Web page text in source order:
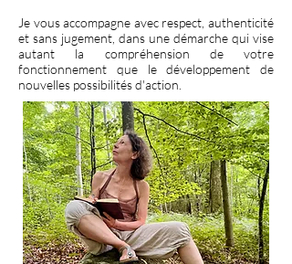
Je vous accompagne avec respect, authenticité
et sans jugement, dans une démarche qui vise
autant la compréhension de votre
fonctionnement que le développement de
nouvelles possibilités d'action.